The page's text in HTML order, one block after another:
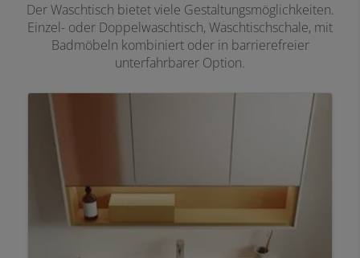
Der Waschtisch bietet viele Gestaltungsmöglichkeiten.
Einzel- oder Doppelwaschtisch, Waschtischschale, mit
Badmöbeln kombiniert oder in barrierefreier
unterfahrbarer Option.